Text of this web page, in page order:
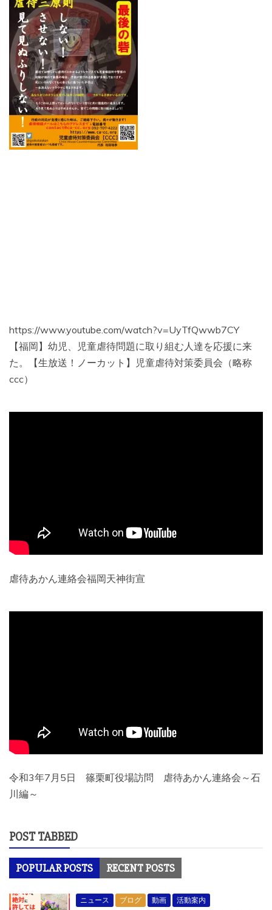
https://www.youtube.com/watch?v=UyTfQwwb7CY
【福岡】幼児、児童虐待問題に取り組む人達を応援に来
た。【生放送！ノーカット】児童虐待対策委員会（略称
ccc）
虐待あかん連絡会福岡天神街宣
令和3年7月5日 篠栗町役場訪問 虐待あかん連絡会～石
川編～
POST TABBED
POPULAR POSTS RECENT POSTS
ニュース ブログ 動画 活動案内